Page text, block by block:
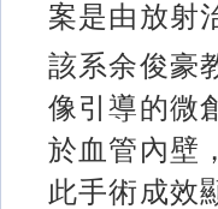
案是由放射
該系余俊豪
像引導的微
於血管內壁
此手術成效